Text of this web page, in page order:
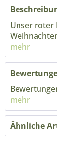
Unser roter
mehr
mehr
Ähnliche